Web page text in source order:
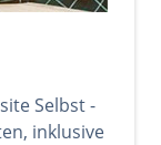
Selbst -
inklusive